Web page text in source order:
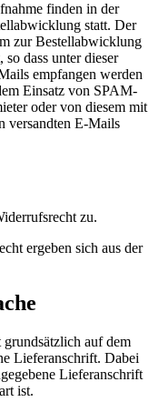
finden in der
statt. Der
zur Bestellabwicklung
dass unter dieser
empfangen werden
Einsatz von SPAM-
oder von diesem mit
versandten E-Mails
zu.
ergeben sich aus der
auf dem
Lieferanschrift. Dabei
Lieferanschrift
ist.